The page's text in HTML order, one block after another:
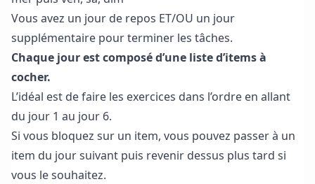
Vous avez un jour de repos ET/OU un jour
supplémentaire pour terminer les tâches.
Chaque jour est composé d’une liste d’items à
cocher.
L’idéal est de faire les exercices dans l’ordre en allant
du jour 1 au jour 6.
Si vous bloquez sur un item, vous pouvez passer à un
item du jour suivant puis revenir dessus plus tard si
vous le souhaitez.